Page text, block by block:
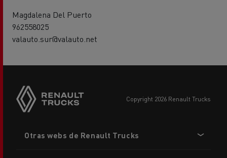
Magdalena Del Puerto
962558025
valauto.sur@valauto.net
copyright 2026 Renault Trucks
menu
Otras webs de Renault Trucks